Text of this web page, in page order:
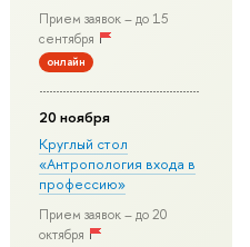
Прием заявок – до 15
сентября
онлайн
20 ноября
Круглый стол
«Антропология входа в
профессию»
Прием заявок – до 20
октября